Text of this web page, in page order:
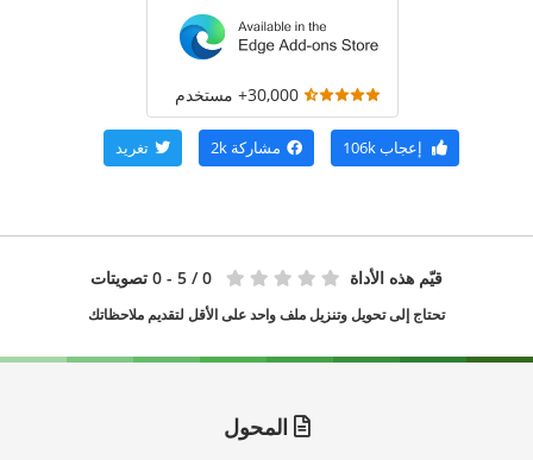
30,000+ مستخدم
إعجاب106k مشاركة 2k تغريد
قيّم هذه الأداة 0 / 5 - 0 تصويتات
تحتاج إلى تحويل وتنزيل ملف واحد على الأقل لتقديم ملاحظاتك
المحول